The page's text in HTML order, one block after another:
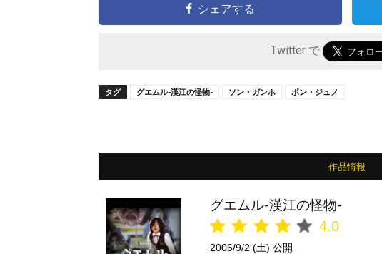
シェアする
Twitter で
タグ グエムル-漢江の怪物- ソン・ガンホ ポン・ジュノ
作品情報
グエムル-漢江の怪物-
4.0
2006/9/2 (土) 公開